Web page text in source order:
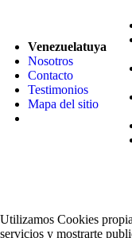
Venezuelatuya
Nosotros
Contacto
Testimonios
Mapa del sitio
Utilizamos Cookies
servicios y mostrarte